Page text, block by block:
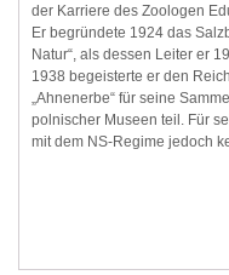
der Karriere des Zoologen
Er begründete 1924 das
Natur“, als dessen Leiter er
1938 begeisterte er den
„Ahnenerbe“ für seine
polnischer Museen teil. Für
mit dem NS-Regime jedoch